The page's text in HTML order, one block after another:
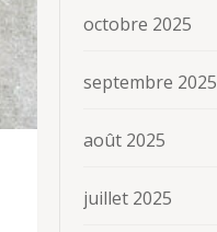
octobre 2025
septembre 2025
août 2025
juillet 2025